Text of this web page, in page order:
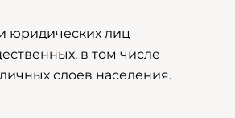
юридических лиц
в том числе
слоев населения.